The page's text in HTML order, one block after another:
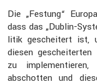
Die „Festung“
dass das „Dublin-
litik geschei­tert ist,
diesen
zu
abschotten und